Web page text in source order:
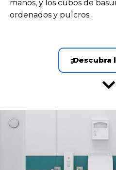
manos, y los cubos de
ordenados y pulcros.
¡Descubra